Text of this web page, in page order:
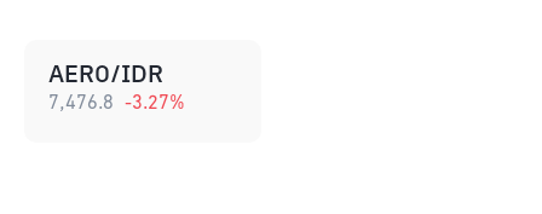
AERO/IDR
7,476.8 -3.27%